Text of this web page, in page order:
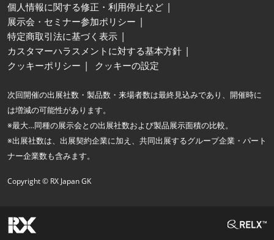
個人情報に関する修正・利用停止など
展示会・セミナー参加ポリシー
特定商取引法に基づく表示
カスタマーハラスメントに対する基本方針
クッキーポリシー
クッキーの設定
次回開催の出展社数・製品数・来場者数は最終見込みであり、開催時に
は増減の可能性があります。
※最大…同種の展示会との出展社数および製品展示面積の比較。
※出展社数は、出展契約企業に加え、共同出展するグループ企業・パート
ナー企業数も含みます。
Copyright © RX Japan GK